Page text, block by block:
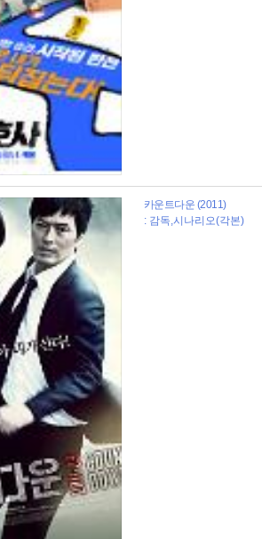
카운트다운 (2011)
: 감독,시나리오(각본)